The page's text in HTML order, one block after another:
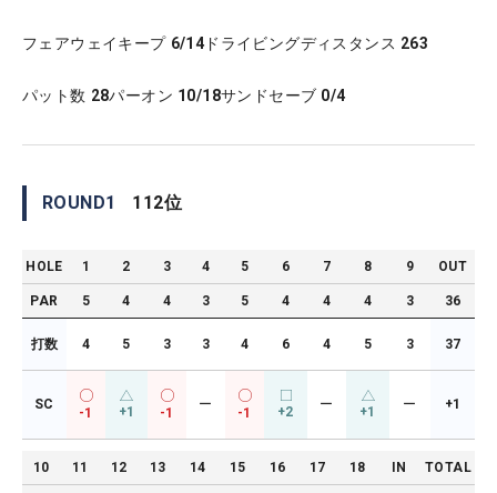
フェアウェイキープ 6/14 ドライビングディスタンス 263
パット数 28パーオン 10/18サンドセーブ 0/4
ROUND1 112位
HOLE 1 2 3 4 5 6 7 8 9 OUT
PAR 5 4 4 3 5 4 4 4 3 36
打数 4 5 3 3 4 6 4 5 3 37
SC
-1 +1 -1
ー
-1 +2 ー +1 ー +1
10 11 12 13 14 15 16 17 18 IN TOTAL